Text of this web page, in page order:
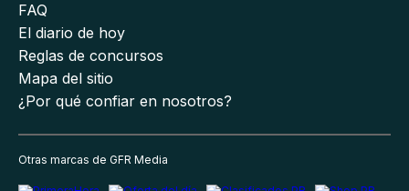
FAQ
El diario de hoy
Reglas de concursos
Mapa del sitio
¿Por qué confiar en nosotros?
Otras marcas de GFR Media